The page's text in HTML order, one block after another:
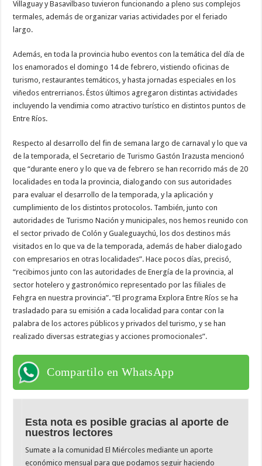
Villaguay y Basavilbaso tuvieron funcionando a pleno sus complejos
termales, además de organizar varias actividades por el feriado
largo.
Además, en toda la provincia hubo eventos con la temática del día de
los enamorados el domingo 14 de febrero, vistiendo oficinas de
turismo, restaurantes temáticos, y hasta jornadas especiales en los
viñedos entrerrianos. Éstos últimos agregaron distintas actividades
incluyendo la vendimia como atractivo turístico en distintos puntos de
Entre Ríos.
Respecto al desarrollo del fin de semana largo de carnaval y lo que va
de la temporada, el Secretario de Turismo Gastón Irazusta mencionó
que “durante enero y lo que va de febrero se han recorrido más de 20
localidades en toda la provincia, dialogando con sus autoridades
para evaluar el desarrollo de la temporada, y la aplicación y
cumplimiento de los distintos protocolos. También, junto con
autoridades de Turismo Nación y municipales, nos hemos reunido con
el sector privado de Colón y Gualeguaychú, los dos destinos más
visitados en lo que va de la temporada, además de haber dialogado
con empresarios en otras localidades”. Hace pocos días, precisó,
“recibimos junto con las autoridades de Energía de la provincia, al
sector hotelero y gastronómico representado por las filiales de
Fehgra en nuestra provincia”. “El programa Explora Entre Ríos se ha
trasladado para su emisión a cada localidad para contar con la
palabra de los actores públicos y privados del turismo, y se han
realizado diversas estrategias y acciones promocionales”.
Compartilo en WhatsApp
Esta nota es posible gracias al aporte de
nuestros lectores
Sumate a la comunidad El Miércoles mediante un aporte
económico mensual para que podamos seguir haciendo